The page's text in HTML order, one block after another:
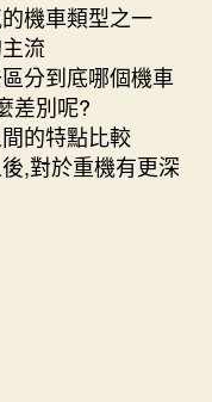
機車類型之一
流
分到底哪個機車
差別呢?
的特點比較
,對於重機有更深